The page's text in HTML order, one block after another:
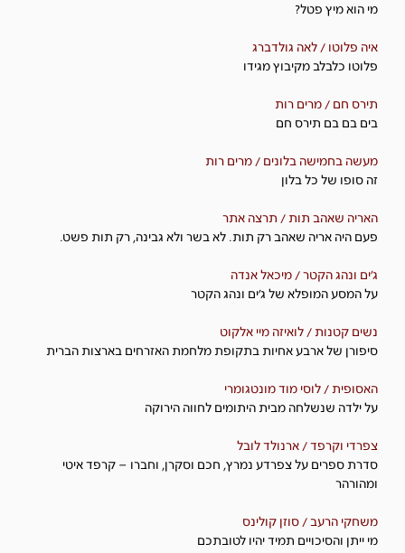
מי הוא מיץ פטל?
איה פלוטו / לאה גולדברג
פלוטו כלבלב מקיבוץ מגידו
תירס חם / מרים רות
בים בם בם תירס חם
מעשה בחמישה בלונים / מרים רות
זה סופו של כל בלון
האריה שאהב תות / תרצה אתר
פעם היה אריה שאהב רק תות. לא בשר ולא גבינה, רק תות פשט.
ג׳ים ונהג הקטר / מיכאל אנדה
על המסע המופלא של ג'ים ונהג הקטר
נשים קטנות / לואיזה מיי אלקוט
סיפורן של ארבע אחיות בתקופת מלחמת האזרחים בארצות הברית
האסופית / לוסי מוד מונטגומרי
על ילדה שנשלחה מבית היתומים לחווה הירוקה
צפרדי וקרפד / ארנולד לובל
סדרת ספרים על צפרדע נמרץ, חכם וסקרן, וחברו – קרפד איטי
ומהורהר
משחקי הרעב / סוזן קולינס
מי ייתן והסיכויים תמיד יהיו לטובתכם